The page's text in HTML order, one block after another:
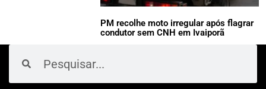
PM recolhe moto irregular após flagrar
condutor sem CNH em Ivaiporã